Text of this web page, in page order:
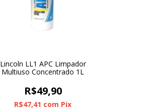
Lincoln LL1 APC Limpador
Multiuso Concentrado 1L
R$49,90
R$47,41 com Pix